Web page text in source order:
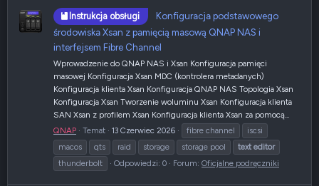
Instrukcja obsługi
Konfiguracja podstawowego
środowiska Xsan z pamięcią masową QNAP NAS i
interfejsem Fibre Channel
Wprowadzenie do QNAP NAS i Xsan Konfiguracja pamięci
masowej Konfiguracja Xsan MDC (kontrolera metadanych)
Konfiguracja klienta Xsan Konfiguracja QNAP NAS Topologia Xsan
Konfiguracja Xsan Tworzenie woluminu Xsan Konfiguracja klienta
SAN Xsan z profilem Xsan Konfiguracja klienta Xsan za pomocą...
QNAP
Temat 13 Czerwiec 2026 fibre channel
iscsi
macos
qts raid storage storage pool text editor
thunderbolt
Odpowiedzi: 0 Forum: Oficjalne podręczniki